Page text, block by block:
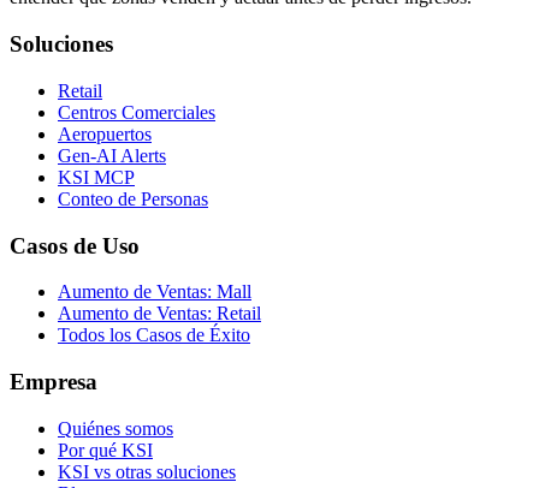
Soluciones
Retail
Centros Comerciales
Aeropuertos
Gen-AI Alerts
KSI MCP
Conteo de Personas
Casos de Uso
Aumento de Ventas: Mall
Aumento de Ventas: Retail
Todos los Casos de Éxito
Empresa
Quiénes somos
Por qué KSI
KSI vs otras soluciones